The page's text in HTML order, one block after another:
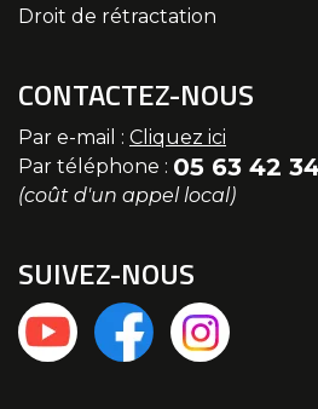
Droit de rétractation
CONTACTEZ-NOUS
Par e-mail : Cliquez ici
Par téléphone : 05 63 42
(coût d'un appel local)
SUIVEZ-NOUS